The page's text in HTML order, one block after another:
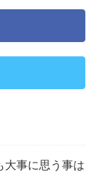
大事に思う事は